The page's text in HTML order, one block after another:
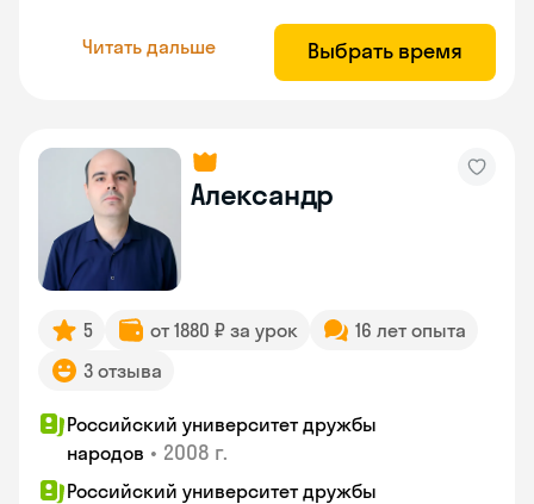
Читать дальше Выбрать время
Александр
5 от 1880 ₽ за урок
16 лет опыта
3 отзыва
Российский университет дружбы
народов • 2008 г.
Российский университет дружбы